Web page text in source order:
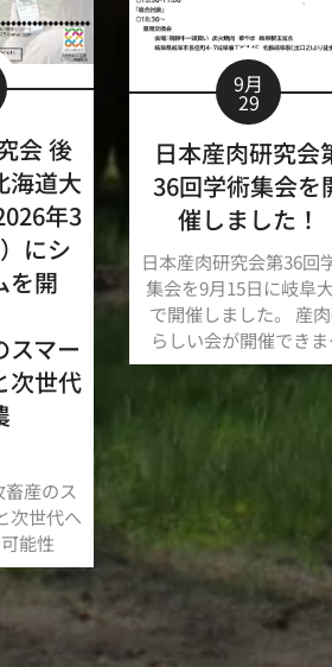
会 後
海道大
年3
にシ
を開
スマー
次世代
畜産のス
次世代へ
能性
9月
29
日本産肉研究会
36回学術集会を
催しました！
日本産肉研究会第36回
集会を9月15日に岐阜
で開催しました。 産
らしい会が開催でき
た。
この立場のみなさまが目
を同じに、持続可能な食
生産とは何かを考えるこ
研究会、その議論は継
きたと思っています。
の研究会の目的、ゴー
どこにあるのか、いか
の世代にこの取り組み
げるか、会員のみなさ
考えて行ければと思って